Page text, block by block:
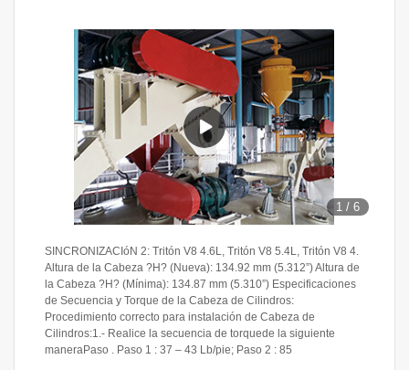
1 /6
SINCRONIZACIóN 2: Tritón V8 4.6L, Tritón V8 5.4L, Tritón V8 4.
Altura de la Cabeza ?H? (Nueva): 134.92 mm (5.312”) Altura de
la Cabeza ?H? (Mínima): 134.87 mm (5.310”) Especificaciones
de Secuencia y Torque de la Cabeza de Cilindros:
Procedimiento correcto para instalación de Cabeza de
Cilindros:1.- Realice la secuencia de torquede la siguiente
maneraPaso . Paso 1 : 37 – 43 Lb/pie; Paso 2 : 85